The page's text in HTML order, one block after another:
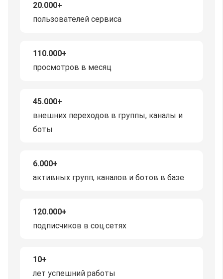
20.000+
пользователей сервиса
110.000+
просмотров в месяц
45.000+
внешних переходов в группы, каналы и
боты
6.000+
активных групп, каналов и ботов в базе
120.000+
подписчиков в соц.сетях
10+
лет успешний работы